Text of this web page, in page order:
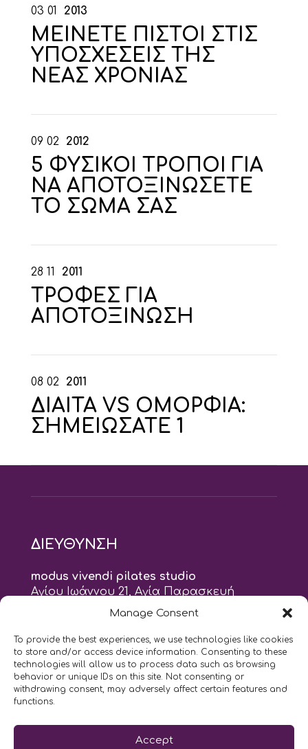
Manage Consent
To provide the best experiences, we use technologies like cookies
to store and/or access device information. Consenting to these
technologies will allow us to process data such as browsing
behavior or unique IDs on this site. Not consenting or
withdrawing consent, may adversely affect certain features and
functions.
Accept
03 01 2013
ΜΕΙΝΕΤΕ ΠΙΣΤΟΙ ΣΤΙΣ
ΥΠΟΣΧΕΣΕΙΣ ΤΗΣ
ΝΕΑΣ ΧΡΟΝΙΑΣ
09 02 2012
5 ΦΥΣΙΚΟΙ ΤΡΟΠΟΙ ΓΙΑ
ΝΑ ΑΠΟΤΟΞΙΝΩΣΕΤΕ
ΤΟ ΣΩΜΑ ΣΑΣ
28 11 2011
ΤΡΟΦΕΣ ΓΙΑ
ΑΠΟΤΟΞΙΝΩΣΗ
08 02 2011
ΔΙΑΙΤΑ VS ΟΜΟΡΦΙΑ:
ΣΗΜΕΙΩΣΑΤΕ 1
ΔΙΕΥΘΥΝΣΗ
modus vivendi pilates studio
Αγίου Ιωάννου 21, Αγία Παρασκευή
τηλ: 210 6082152
naskari.d@modusvivendi-pilates.gr
ΣΗΜΕΡΑ ΕΙΝΑΙ 06/08
9:00 - 9:00